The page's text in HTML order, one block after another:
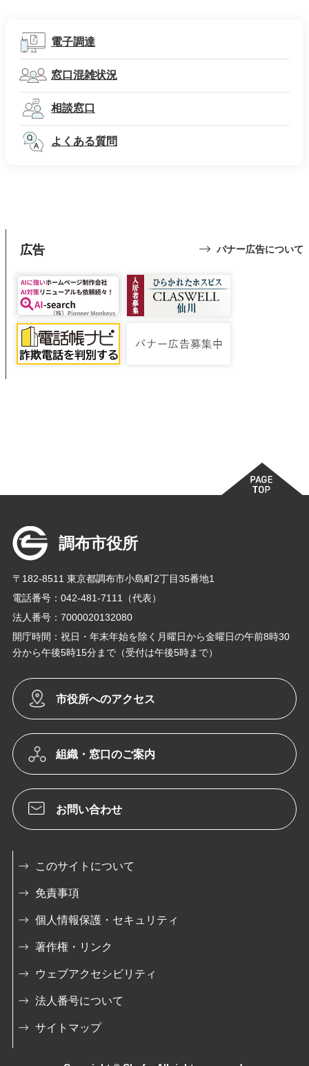
電子調達
窓口混雑状況
相談窓口
よくある質問
広告 バナー広告について
調布市役所
〒182-8511 東京都調布市小島町2丁目35番地1
電話番号：042-481-7111（代表）
法人番号：7000020132080
開庁時間：祝日・年末年始を除く月曜日から金曜日の午前8時30
分から午後5時15分まで（受付は午後5時まで）
市役所へのアクセス
組織・窓口のご案内
お問い合わせ
このサイトについて
免責事項
個人情報保護・セキュリティ
著作権・リンク
ウェブアクセシビリティ
法人番号について
サイトマップ